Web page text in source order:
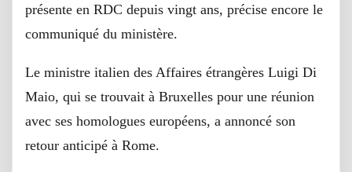
présente en RDC depuis vingt ans, précise encore le
communiqué du ministère.
Le ministre italien des Affaires étrangères Luigi Di
Maio, qui se trouvait à Bruxelles pour une réunion
avec ses homologues européens, a annoncé son
retour anticipé à Rome.